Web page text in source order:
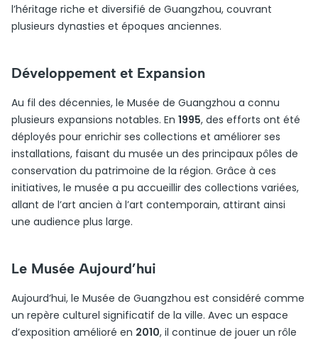
l’héritage riche et diversifié de Guangzhou, couvrant
plusieurs dynasties et époques anciennes.
Développement et Expansion
Au fil des décennies, le Musée de Guangzhou a connu
plusieurs expansions notables. En 1995, des efforts ont été
déployés pour enrichir ses collections et améliorer ses
installations, faisant du musée un des principaux pôles de
conservation du patrimoine de la région. Grâce à ces
initiatives, le musée a pu accueillir des collections variées,
allant de l’art ancien à l’art contemporain, attirant ainsi
une audience plus large.
Le Musée Aujourd’hui
Aujourd’hui, le Musée de Guangzhou est considéré comme
un repère culturel significatif de la ville. Avec un espace
d’exposition amélioré en 2010, il continue de jouer un rôle